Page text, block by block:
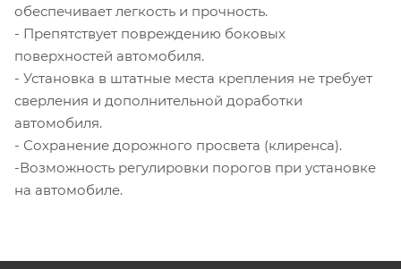
обеспечивает легкость и прочность.
- Препятствует повреждению боковых
поверхностей автомобиля.
- Установка в штатные места крепления не требует
сверления и дополнительной доработки
автомобиля.
- Сохранение дорожного просвета (клиренса).
-Возможность регулировки порогов при установке
на автомобиле.